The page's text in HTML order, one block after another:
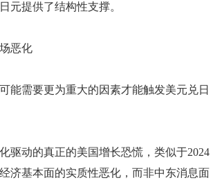
元提供了结构性支撑。
恶化
需要更为重大的因素才能触发美元兑日
动的真正的美国增长恐慌，类似于2024
济基本面的实质性恶化，而非中东消息面